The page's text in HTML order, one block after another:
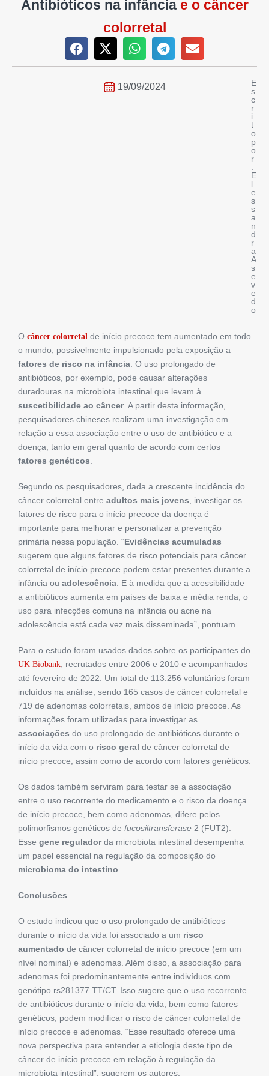
Antibióticos na infância e o câncer
colorretal
19/09/2024
E
s
c
r
i
t
o
p
o
r
:
E
l
e
s
s
a
n
d
r
a
A
s
e
v
e
d
o
O câncer colorretal de início precoce tem aumentado em todo
o mundo, possivelmente impulsionado pela exposição a
fatores de risco na infância. O uso prolongado de
antibióticos, por exemplo, pode causar alterações
duradouras na microbiota intestinal que levam à
suscetibilidade ao câncer. A partir desta informação,
pesquisadores chineses realizam uma investigação em
relação a essa associação entre o uso de antibiótico e a
doença, tanto em geral quanto de acordo com certos
fatores genéticos.
Segundo os pesquisadores, dada a crescente incidência do
câncer colorretal entre adultos mais jovens, investigar os
fatores de risco para o início precoce da doença é
importante para melhorar e personalizar a prevenção
primária nessa população. “Evidências acumuladas
sugerem que alguns fatores de risco potenciais para câncer
colorretal de início precoce podem estar presentes durante a
infância ou adolescência. E à medida que a acessibilidade
a antibióticos aumenta em países de baixa e média renda, o
uso para infecções comuns na infância ou acne na
adolescência está cada vez mais disseminada”, pontuam.
Para o estudo foram usados ​​dados sobre os participantes do
UK Biobank, recrutados entre 2006 e 2010 e acompanhados
até fevereiro de 2022. Um total de 113.256 voluntários foram
incluídos na análise, sendo 165 casos de câncer colorretal e
719 de adenomas colorretais, ambos de início precoce. As
informações foram utilizadas para investigar as
associações do uso prolongado de antibióticos durante o
início da vida com o risco geral de câncer colorretal de
início precoce, assim como de acordo com fatores genéticos.
Os dados também serviram para testar se a associação
entre o uso recorrente do medicamento e o risco da doença
de início precoce, bem como adenomas, difere pelos
polimorfismos genéticos de fucosiltransferase 2 (FUT2).
Esse gene reguladorda microbiota intestinal desempenha
um papel essencial na regulação da composição do
microbioma do intestino.
Conclusões
O estudo indicou que o uso prolongado de antibióticos
durante o início da vida foi associado a um risco
aumentado de câncer colorretal de início precoce (em um
nível nominal) e adenomas. Além disso, a associação para
adenomas foi predominantemente entre indivíduos com
genótipo rs281377 TT/CT. Isso sugere que o uso recorrente
de antibióticos durante o início da vida, bem como fatores
genéticos, podem modificar o risco de câncer colorretal de
início precoce e adenomas. “Esse resultado oferece uma
nova perspectiva para entender a etiologia deste tipo de
câncer de início precoce em relação à regulação da
microbiota intestinal”, sugerem os autores.